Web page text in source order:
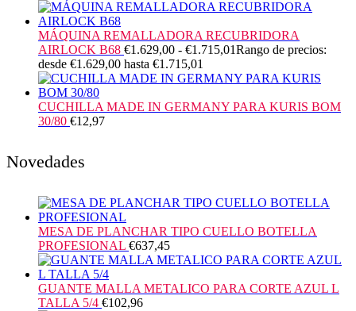
MÁQUINA REMALLADORA RECUBRIDORA
AIRLOCK B68 €1.629,00 - €1.715,01Rango de precios:
desde €1.629,00 hasta €1.715,01
CUCHILLA MADE IN GERMANY PARA KURIS BOM
30/80 €12,97
Novedades
MESA DE PLANCHAR TIPO CUELLO BOTELLA
PROFESIONAL €637,45
GUANTE MALLA METALICO PARA CORTE AZUL L
TALLA 5/4 €102,96